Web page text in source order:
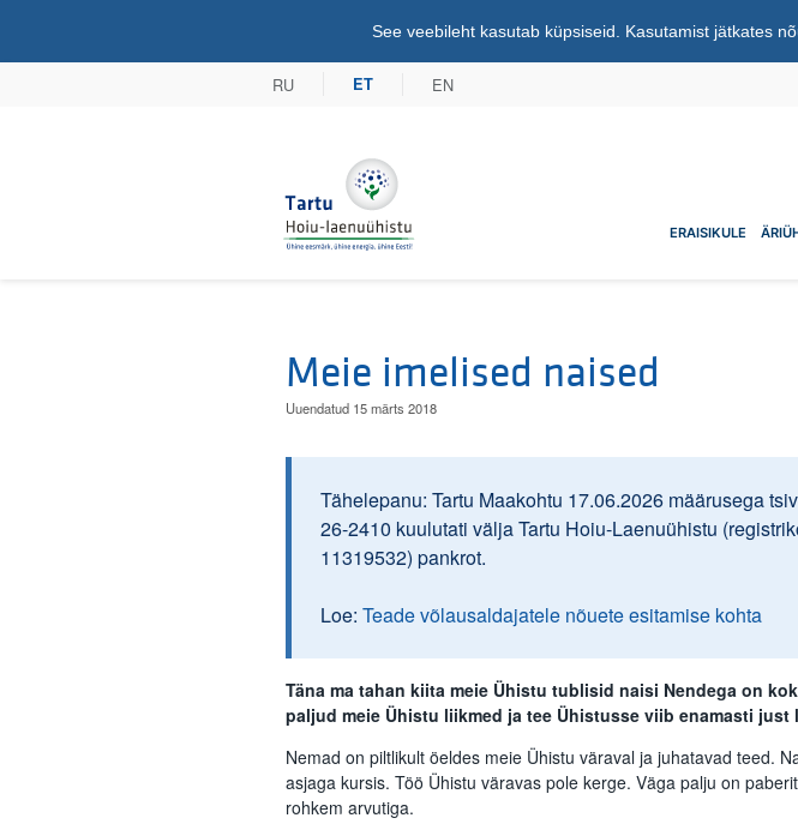
See veebileht kasutab küpsiseid. Kasutamist jätkates
RU ET EN
Tartu Hoiu-laenuühistuERAISIKULE
Meie imelised naised
Uuendatud 15 märts 2018
Tähelepanu: Tartu Maakohtu 17.06.2026 määrusega
26-2410 kuulutati välja Tartu Hoiu-Laenuühistu
11319532) pankrot.
Loe: Teade võlausaldajatele nõuete esitamise kohta
Täna ma tahan kiita meie Ühistu tublisid naisi Nendega on
paljud meie Ühistu liikmed ja tee Ühistusse viib enamasti just
Nemad on piltlikult öeldes meie Ühistu väraval ja juhatavad teed.
asjaga kursis. Töö Ühistu väravas pole kerge. Väga palju on
rohkem arvutiga.